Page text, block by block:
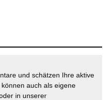
und schätzen Ihre aktive
auch als eigene
in unserer